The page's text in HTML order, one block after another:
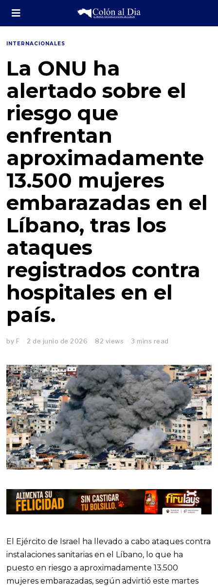
INTERNACIONALES
La ONU ha
alertado sobre el
riesgo que
enfrentan
aproximadamente
13.500 mujeres
embarazadas en el
Líbano, tras los
ataques
registrados contra
hospitales en el
país.
by F 2 de junio de 2026 82 views 3 mins read
El Ejército de Israel ha llevado a cabo ataques contra
instalaciones sanitarias en el Líbano, lo que ha
puesto en riesgo a aproximadamente 13.500
mujeres embarazadas, según advirtió este martes